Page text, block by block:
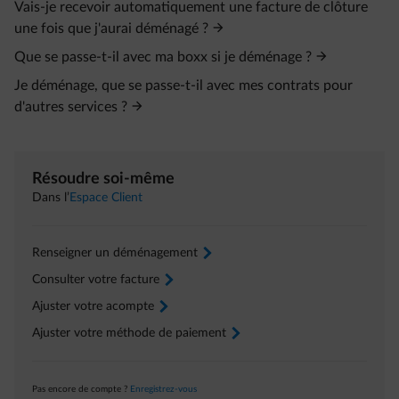
Vais-je recevoir automatiquement une facture de clôture
une fois que j'aurai déménagé ?
Que se passe-t-il avec ma boxx si je déménage ?
Je déménage, que se passe-t-il avec mes contrats pour
d'autres services ?
Résoudre soi-même
Dans l’ Espace Client
Renseigner un déménagement arrow-right
Consulter votre facture arrow-right
Ajuster votre acompte arrow-right
Ajuster votre méthode de paiement arrow-right
Pas encore de compte ? Enregistrez-vous